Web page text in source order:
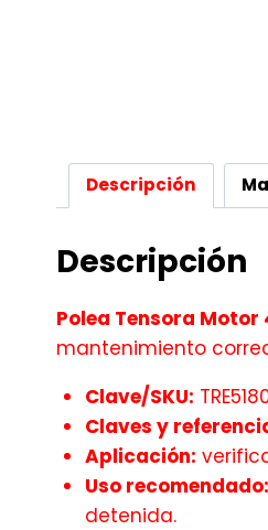
Descripción
Descripción
Polea Tensora Motor
mantenimiento
Clave/SKU:
Claves y
Aplicación:
Uso recomendado:
detenida.